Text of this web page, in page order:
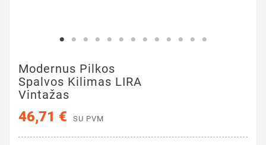
Modernus Pilkos
Spalvos Kilimas LIRA
Vintažas
46,71 € SU PVM